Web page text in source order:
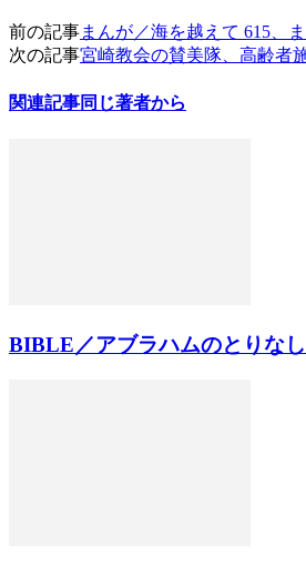
前の記事まんが／海を越えて 615、
次の記事宮崎教会の賛美隊、高齢者
関連記事同じ著者から
BIBLE／アブラハムのとりな